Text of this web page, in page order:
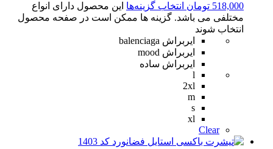
518,000 تومان انتخاب گزینه‌ها این محصول دارای انواع
مختلفی می باشد. گزینه ها ممکن است در صفحه محصول
انتخاب شوند
ایربراش balenciaga
ایربراش mood
ایربراش ساده
l
2xl
m
s
xl
Clear